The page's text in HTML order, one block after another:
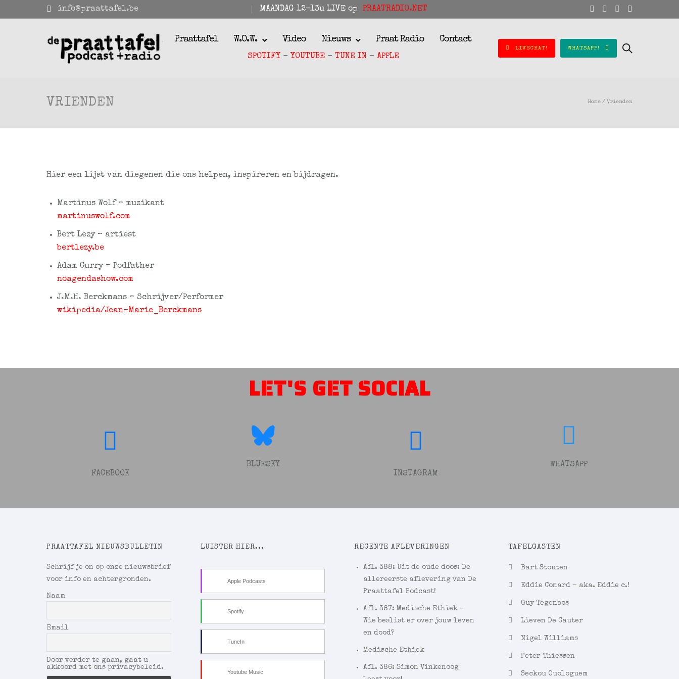
info@praattafel.be MAANDAG 12-13u LIVE op PRAATRADIO.NET
Praattafel W.O.W. Video Nieuws Praat Radio Contact
SPOTIFY - YOUTUBE- TUNE IN - APPLE
LIVECHAT! WHATSAPP!
VRIENDEN Home / Vrienden
Hier een lijst van diegenen die ons helpen, inspireren en bijdragen.
Martinus Wolf – muzikant
martinuswolf.com
Bert Lezy – artiest
bertlezy.be
Adam Curry – Podfather
noagendashow.com
J.M.H. Berckmans – Schrijver/Performer
wikipedia/Jean-Marie_Berckmans
LET'S GET SOCIAL
FACEBOOK
BLUESKY
INSTAGRAM
WHATSAPP
PRAATTAFEL NIEUWSBULLETIN
Schrijf je on op onze nieuwsbrief
voor info en achtergronden.
Naam
Email
Door verder te gaan, gaat u
akkoord met ons privacybeleid.
LUISTER HIER...
Apple Podcasts
Spotify
TuneIn
Youtube Music
RECENTE AFLEVERINGEN
Afl. 388: Uit de oude doos: De
allereerste aflevering van De
Praattafel Podcast!
Afl. 387: Medische Ethiek –
Wie beslist er over jouw leven
en dood?
Medische Ethiek
Afl. 386: Simon Vinkenoog
TAFELGASTEN
Bart Stouten
Eddie Conard – aka. Eddie c.!
Guy Tegenbos
Lieven De Cauter
Nigel Williams
Peter Thiessen
Seckou Ouologuem